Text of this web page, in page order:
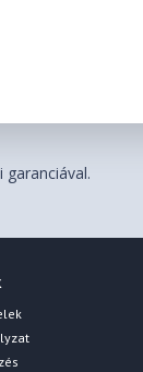
garanciával.